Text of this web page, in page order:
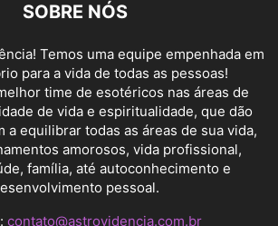
SOBRE NÓS
Temos uma equipe empenhada em
para a vida de todas as pessoas!
time de esotéricos nas áreas de
de vida e espiritualidade, que dão
a equilibrar todas as áreas de sua vida,
amorosos, vida profissional,
família, até autoconhecimento e
pessoal.
contato@astrovidencia.com.br